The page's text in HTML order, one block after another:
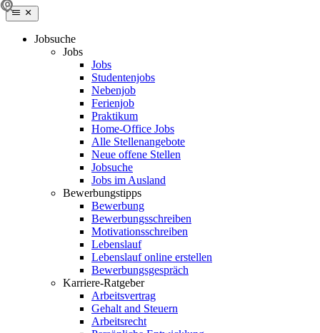
Jobsuche
Jobs
Jobs
Studentenjobs
Nebenjob
Ferienjob
Praktikum
Home-Office Jobs
Alle Stellenangebote
Neue offene Stellen
Jobsuche
Jobs im Ausland
Bewerbungstipps
Bewerbung
Bewerbungsschreiben
Motivationsschreiben
Lebenslauf
Lebenslauf online erstellen
Bewerbungsgespräch
Karriere-Ratgeber
Arbeitsvertrag
Gehalt and Steuern
Arbeitsrecht